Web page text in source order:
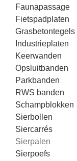
Faunapassage
Fietspadplaten
Grasbetontegels
Industrieplaten
Keerwanden
Opsluitbanden
Parkbanden
RWS banden
Schampblokken
Sierbollen
Siercarrés
Sierpalen
Sierpoefs